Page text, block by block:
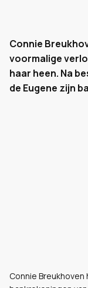
Connie
voormalige
haar heen. Na
de Eugene zijn
Connie